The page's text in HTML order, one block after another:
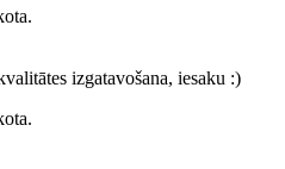
izgatavošana, iesaku :)